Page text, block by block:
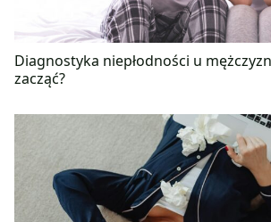
Diagnostyka niepłodności u
zacząć?